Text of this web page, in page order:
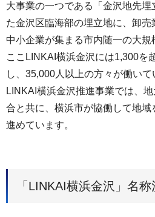
大事業の一つである「金沢地先
た金沢区臨海部の埋立地に、卸
中小企業が集まる市内随一の大規
ここLINKAI横浜金沢には1,300を
し、35,000人以上の方々が働いて
LINKAI横浜金沢推進事業では、
合と共に、横浜市が協働して地
進めています。
「LINKAI横浜金沢」名称